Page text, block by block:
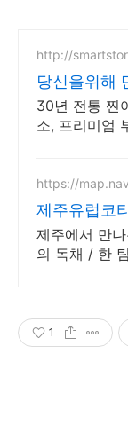
http://
당신을위해
당일제조당
30년 전통 찐
소, 프리미엄
https://
제주유럽코
채 프라이빗
성
제주에서 만
의 독채 / 한
큐1